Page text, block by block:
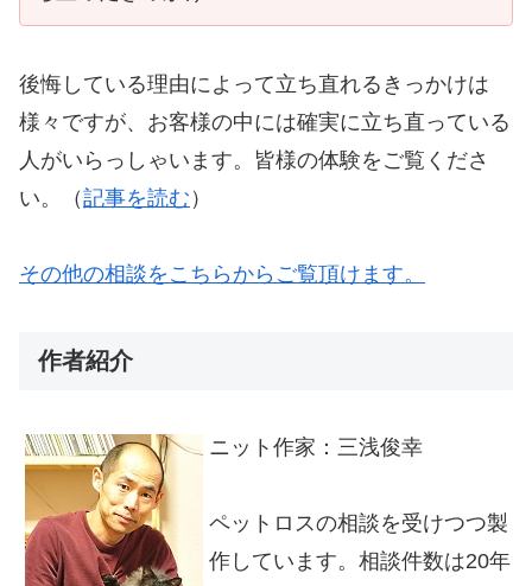
後悔している理由によって立ち直れるきっかけは
様々ですが、お客様の中には確実に立ち直っている
人がいらっしゃいます。皆様の体験をご覧くださ
い。（記事を読む ）
その他の相談をこちらからご覧頂けます。
作者紹介
ニット作家：三浅俊幸
ペットロスの相談を受けつつ製
作しています。相談件数は20年